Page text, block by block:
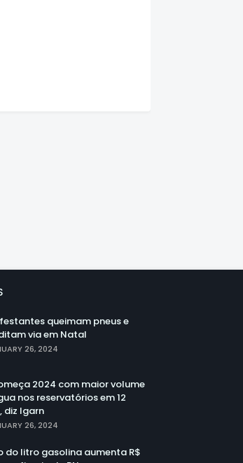
queimam pneus e
via em Natal
26, 2024
2024 com maior volume
nos reservatórios em 12
diz Igarn
26, 2024
do litro gasolina aumenta R$